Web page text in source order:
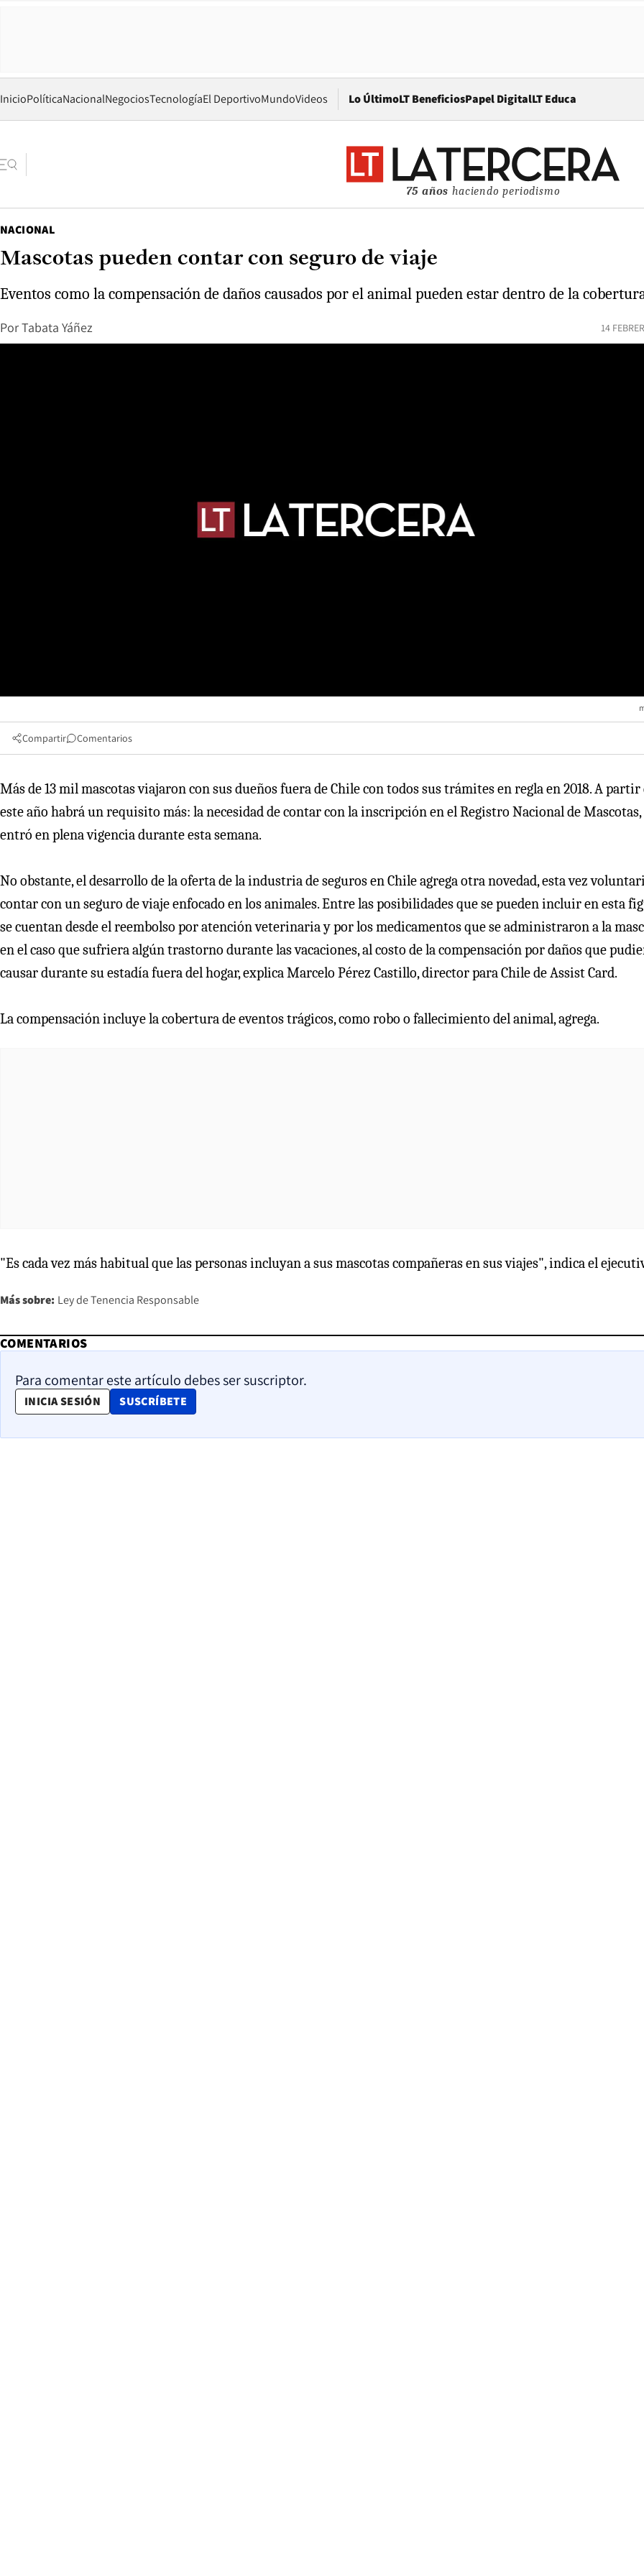
InicioPolíticaNacionalNegociosTecnologíaEl DeportivoMundoVideos Lo ÚltimoLT BeneficiosPapel DigitalOpens in new window
LT Educa
75 años haciendo periodismo
NACIONAL
Mascotas pueden contar con seguro de viaje
Eventos como la compensación de daños causados por el animal pueden estar dentro de la
PorTabata Yáñez 14
Compartir Comentarios
Más de 13 mil mascotas viajaron con sus dueños fuera de Chile con todos sus trámites en regla en 2018. A partir
este año habrá un requisito más: la necesidad de contar con la inscripción en el Registro Nacional de Mascotas,
entró en plena vigencia durante esta semana.
No obstante, el desarrollo de la oferta de la industria de seguros en Chile agrega otra novedad, esta vez
contar con un seguro de viaje enfocado en los animales. Entre las posibilidades que se pueden incluir en esta
se cuentan desde el reembolso por atención veterinaria y por los medicamentos que se administraron a la
en el caso que sufriera algún trastorno durante las vacaciones, al costo de la compensación por daños que
causar durante su estadía fuera del hogar, explica Marcelo Pérez Castillo, director para Chile de Assist Card.
La compensación incluye la cobertura de eventos trágicos, como robo o fallecimiento del animal, agrega.
"Es cada vez más habitual que las personas incluyan a sus mascotas compañeras en sus viajes", indica el
Más sobre: Ley de Tenencia Responsable
COMENTARIOS
Para comentar este artículo debes ser suscriptor.
INICIA SESIÓN SUSCRÍBETE
OPENS IN NEW WINDOW